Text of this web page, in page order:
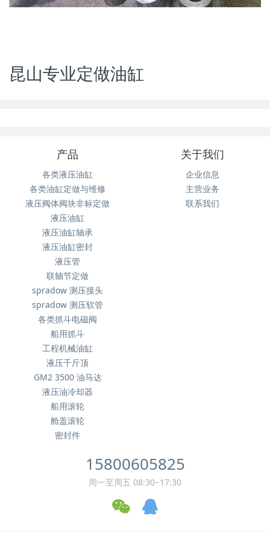
昆山专业定做油缸
产品
各类液压油缸
各类油缸定做与维修
液压阀体阀块非标定做
液压油缸
液压油缸轴承
液压油缸密封
液压管
联轴节定做
spradow 测压接头
spradow 测压软管
各类抓斗电磁阀
船用抓斗
工程机械油缸
液压千斤顶
GM2 3500 油马达
液压油冷却器
船用滚轮
舱盖滚轮
密封件
关于我们
企业信息
主营业务
联系我们
15800605825
周一至周五 08:30~17:30